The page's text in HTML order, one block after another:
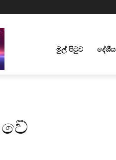
මුල් පිටුව දේශීය